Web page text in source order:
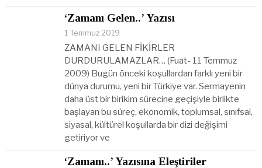
‘Zamanı Gelen..’ Yazısı
1 Temmuz 2019
ZAMANI GELEN FİKİRLER
DURDURULAMAZLAR… (Fuat- 11 Temmuz
2009) Bugün önceki koşullardan farklı yeni bir
dünya durumu, yeni bir Türkiye var. Sermayenin
daha üst bir birikim sürecine geçişiyle birlikte
başlayan bu süreç, ekonomik, toplumsal, sınıfsal,
siyasal, kültürel koşullarda bir dizi değişimi
getiriyor ve
‘Zamanı..’ Yazısına Eleştiriler